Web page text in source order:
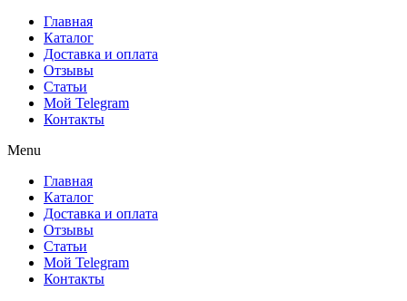
Главная
Каталог
Доставка и оплата
Отзывы
Статьи
Мой Telegram
Контакты
Menu
Главная
Каталог
Доставка и оплата
Отзывы
Статьи
Мой Telegram
Контакты